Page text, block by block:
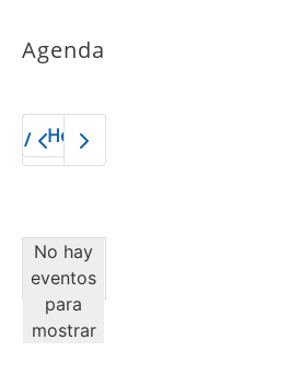
Agenda
Hoy2026
No hay
eventos
para
mostrar